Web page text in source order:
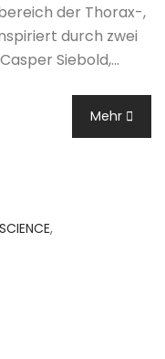
der Thorax-,
durch zwei
Siebold,…
Mehr
,